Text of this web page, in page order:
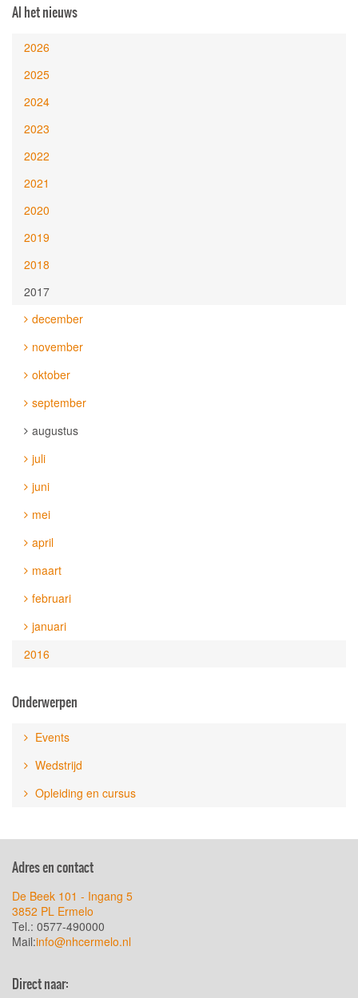
Al het nieuws
2026
2025
2024
2023
2022
2021
2020
2019
2018
2017
december
november
oktober
september
augustus
juli
juni
mei
april
maart
februari
januari
2016
Onderwerpen
Events
Wedstrijd
Opleiding en cursus
Adres en contact
De Beek 101 - Ingang 5
3852 PL Ermelo
Tel.: 0577-490000
Mail:info@nhcermelo.nl
Direct naar: